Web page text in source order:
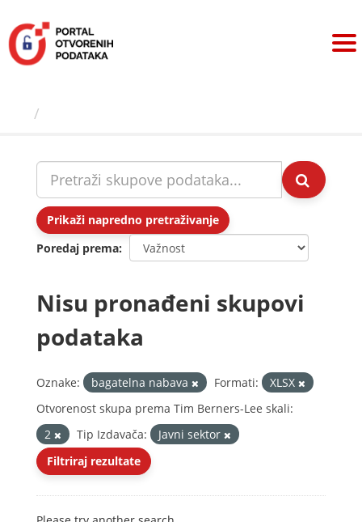
sadržaj
Prikaži napredno pretraživanje
Poredaj prema
Nisu pronađeni skupovi
podataka
Oznake: bagatelna nabava Formati:
XLSX
Otvorenost skupa prema Tim Berners-Lee skali:
2
Tip Izdavača:
Javni sektor
Filtriraj rezultate